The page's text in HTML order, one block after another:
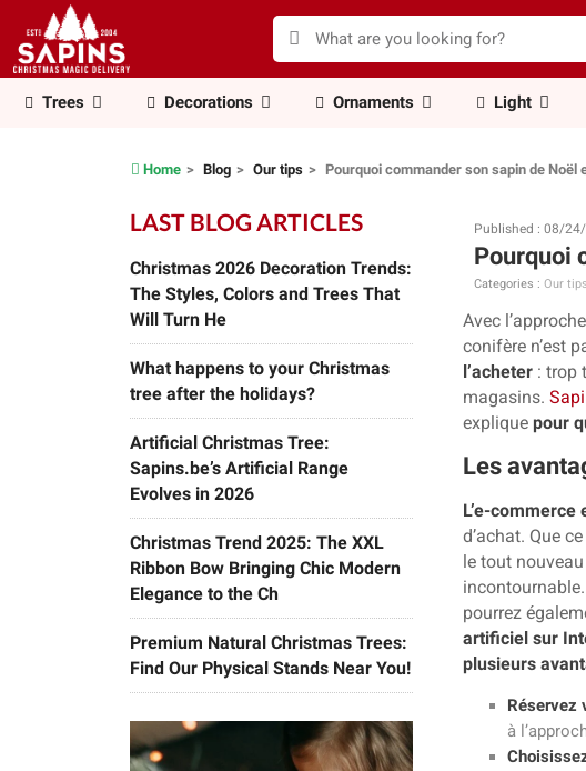
Trees Decorations Ornaments Light
Home Blog Our tips Pourquoi commander son sapin de Noël
LAST BLOG ARTICLES
Christmas 2026 Decoration Trends:
The Styles, Colors and Trees That
Will Turn He
What happens to your Christmas
tree after the holidays?
Artificial Christmas Tree:
Sapins.be’s Artificial Range
Evolves in 2026
Christmas Trend 2025: The XXL
Ribbon Bow Bringing Chic Modern
Elegance to the Ch
Premium Natural Christmas Trees:
Find Our Physical Stands Near You!
Published : 08/
Pourquoi
Categories : Our tips
Avec
conifère n’est
l’acheter : trop
magasins.
explique pour
Les
L’e-
d’achat. Que
le tout
incontournable.
pourrez
artificiel sur
plusieurs
Réservez
à